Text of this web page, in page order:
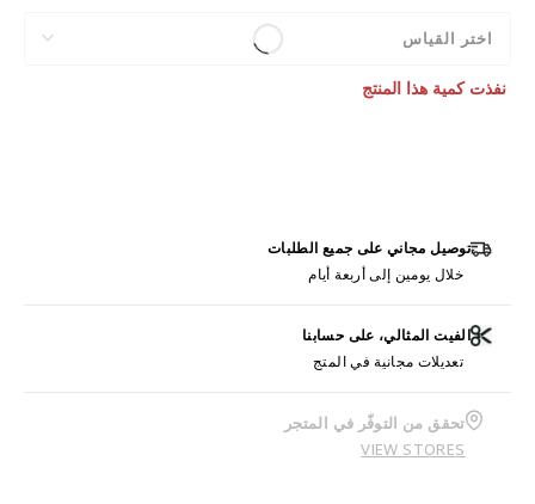
اختر القياس
نفذت كمية هذا المنتج
توصيل مجاني على جميع الطلبات
خلال يومين إلى أربعة أيام
الفيت المثالي، على حسابنا
تعديلات مجانية في المتج
تحقق من التوفّر في المتجر
VIEW STORES